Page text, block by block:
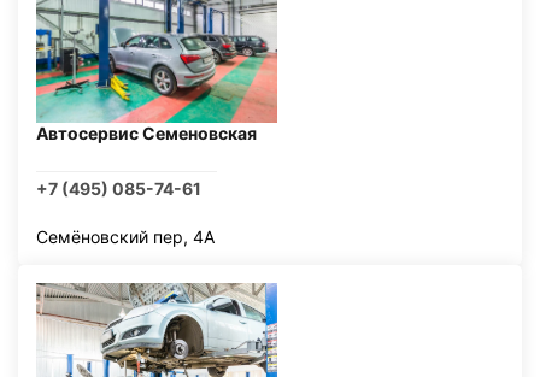
Автосервис Семеновская
+7 (495) 085-74-61
Семёновский пер, 4А